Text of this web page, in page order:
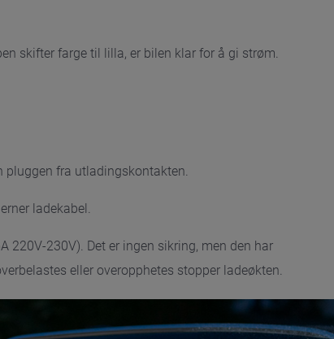
skifter farge til lilla, er bilen klar for å gi strøm.
fra utladingskontakten.
ladekabel.
220V-230V). Det er ingen sikring, men den har
eller overopphetes stopper ladeøkten.